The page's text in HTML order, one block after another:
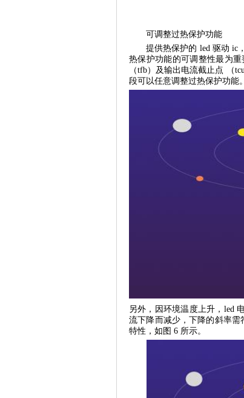
可调整过热保护功能
提供热保护的 led 驱动 ic，
热保护功能的可调整性最为
（tfb）及输出电流截止点 （
段可以任意调整过热保护功能。
另外，因环境温度上升，led
流下降而减少，下降的斜率需
特性，如图 6 所示。